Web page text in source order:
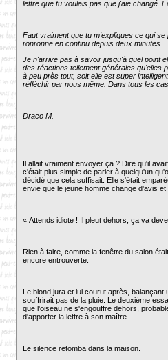
lettre que tu voulais pas que j'aie changé.
Faut vraiment que tu m'expliques ce qui
ronronne en continu depuis deux minutes.
Je n'arrive pas à savoir jusqu'à quel point
des réactions tellement générales qu'elles
à peu près tout, soit elle est super
réfléchir par nous même. Dans tous les
Draco M.
Il allait vraiment envoyer ça ? Dire qu'il
c'était plus simple de parler à quelqu'un
décidé que cela suffisait. Elle s'était
envie que le jeune homme change d'avis
« Attends idiote ! Il pleut dehors, ça va
Rien à faire, comme la fenêtre du salon
encore entrouverte.
Le blond jura et lui courut après, balançant
souffrirait pas de la pluie. Le deuxième
que l'oiseau ne s'engouffre dehors,
d'apporter la lettre à son maître.
Le silence retomba dans la maison.